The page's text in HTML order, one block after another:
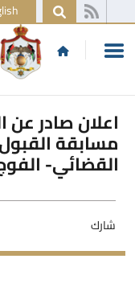
اعلان صادر عن
مسابقة
القضائي-
شارك